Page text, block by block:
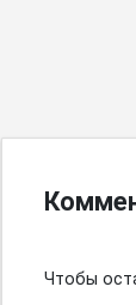
Чтобы